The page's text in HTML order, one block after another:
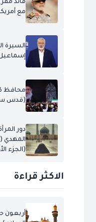
قائد مقر
مع
السيرة
محافظ
(قدس
دور
المهدي
(الجزء
الاكثر قراءة
أربعون